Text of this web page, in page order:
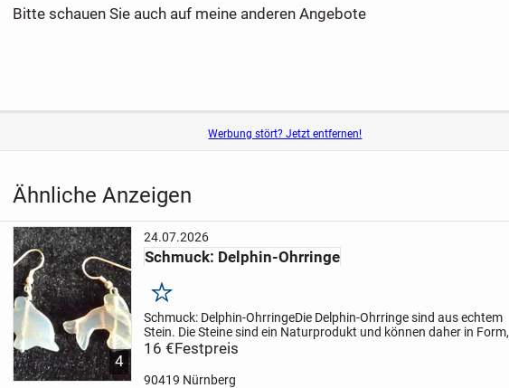
Bitte schauen Sie auch auf meine anderen Angebote
Werbung stört? Jetzt entfernen!
Ähnliche Anzeigen
4
24.07.2026
Schmuck: Delphin-Ohrringe
Merken
Schmuck: Delphin-OhrringeDie Delphin-Ohrringe sind aus echtem
Stein. Die Steine sind ein Naturprodukt und können daher in Form,
Größe und Farbe etwas variieren.
16 €Festpreis
90419 Nürnberg